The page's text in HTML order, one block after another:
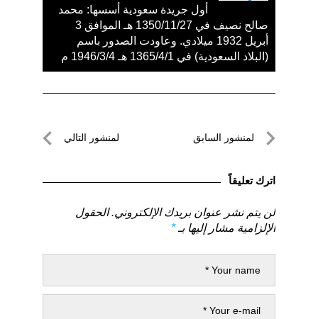
أول جريدة سعودية أسسها: محمد
صالح نصيف في 1350/11/27 هـ الموافق 3
أبريل 1932 ميلادي. وعاودت الصدور باسم
(البلاد السعودية) في 1365/4/1 هـ 1946/3/4 م
تصفّحلمنشور السابق
السابق
لمنشور التالي
اترك تعليقاً
لن يتم نشر عنوان بريدك الإلكتروني. الحقول
الإلزامية مشار إليها بـ*